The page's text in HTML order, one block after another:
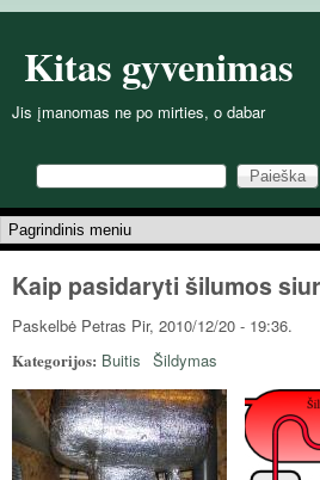
Kitas gyvenimas
Jis įmanomas ne po mirties, o dabar
Paieškos forma
Paieška
Pagrindinis meniu
Kaip pasidaryti šilumos
Paskelbė Petras Pir, 2010/12/20 - 19:36.
Kategorijos: Buitis Šildymas